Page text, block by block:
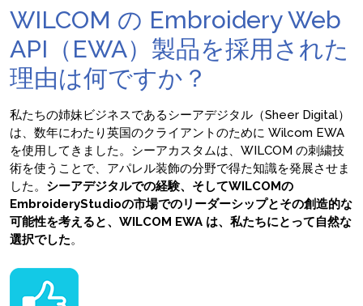
WILCOM の Embroidery Web
API（EWA）製品を採用された
理由は何ですか？
私たちの姉妹ビジネスであるシーアデジタル（Sheer Digital）
は、数年にわたり英国のクライアントのために Wilcom EWA
を使用してきました。シーアカスタムは、WILCOM の刺繍技
術を使うことで、アパレル装飾の分野で得た知識を発展させま
した。 シーアデジタルでの経験、そしてWILCOMの
EmbroideryStudioの市場でのリーダーシップとその創造的な
可能性を考えると、WILCOM EWA は、私たちにとって自然な
選択でした。